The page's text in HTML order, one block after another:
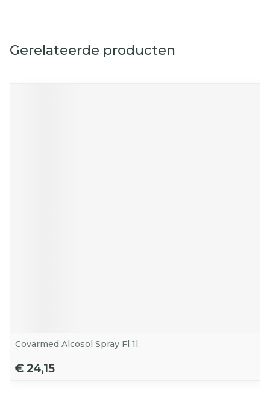
Gerelateerde producten
Covarmed Alcosol Spray Fl 1l
€ 24,15